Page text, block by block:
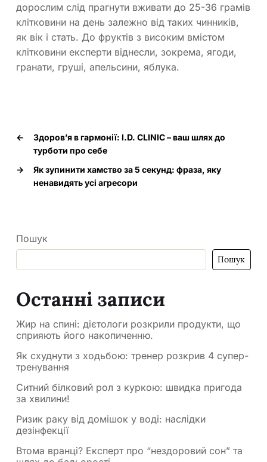
дорослим слід прагнути вживати до 25-36 грамів
клітковини на день залежно від таких чинників,
як вік і стать. До фруктів з високим вмістом
клітковини експерти віднесли, зокрема, ягоди,
гранати, груші, апельсини, яблука.
←
Здоров’я в гармонії: I.D. CLINIC – ваш шлях до
турботи про себе
→
Як зупинити хамство за 5 секунд: фраза, яку
ненавидять усі агресори
Пошук
Пошук
Останні записи
Жир на спині: дієтологи розкрили продукти, що
сприяють його накопиченню.
Як схуднути з ходьбою: тренер розкрив 4 супер-
тренування
Ситний білковий рол з куркою: швидка пригода
за хвилини!
Ризик раку від домішок у воді: наслідки
дезінфекції
Втома вранці? Експерт про “нездоровий сон” та